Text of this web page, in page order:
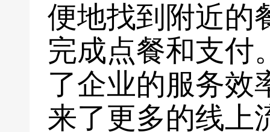
便地找到附近的
完成点餐和支付
了企业的服务效
来了更多的线上